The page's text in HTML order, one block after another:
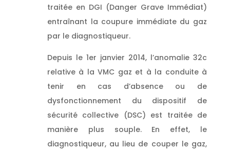
traitée en DGI (Danger Grave Immédiat)
entraînant la coupure immédiate du gaz
par le diagnostiqueur.
Depuis le 1er janvier 2014, l’anomalie 32c
relative à la VMC gaz et à la conduite à
tenir en cas d’absence ou de
dysfonctionnement du dispositif de
sécurité collective (DSC) est traitée de
manière plus souple. En effet, le
diagnostiqueur, au lieu de couper le gaz,